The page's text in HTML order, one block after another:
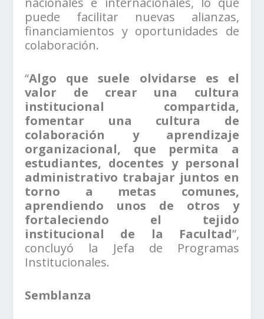
puede facilitar nuevas alianzas,
financiamientos y oportunidades de
colaboración.
“Algo que suele olvidarse es el
valor de crear una cultura
institucional compartida,
fomentar una cultura de
colaboración y aprendizaje
organizacional, que permita a
estudiantes, docentes y personal
administrativo trabajar juntos en
torno a metas comunes,
aprendiendo unos de otros y
fortaleciendo el tejido
institucional de la Facultad”,
concluyó la Jefa de Programas
Institucionales.
Semblanza